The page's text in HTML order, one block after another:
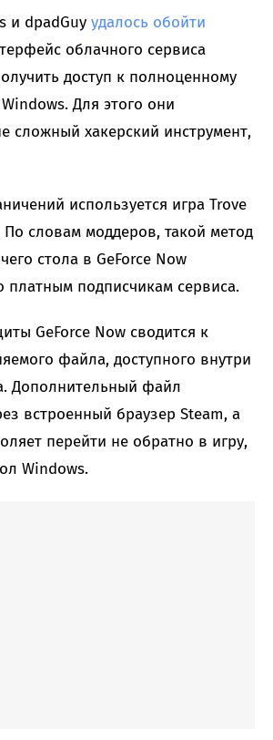
и dpadGuy удалось обойти
облачного сервиса
доступ к полноценному
Для этого они
сложный хакерский инструмент,
используется игра Trove
По словам моддеров, такой метод
стола в GeForce Now
платным подписчикам сервиса.
GeForce Now сводится к
файла, доступного внутри
Дополнительный файл
встроенный браузер Steam, а
перейти не обратно в игру,
Windows.